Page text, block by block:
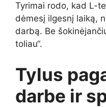
Tyrimai rodo, kad L-
dėmesį ilgesnį laiką,
darbą. Be
toliau“.
Tylus
darbe ir